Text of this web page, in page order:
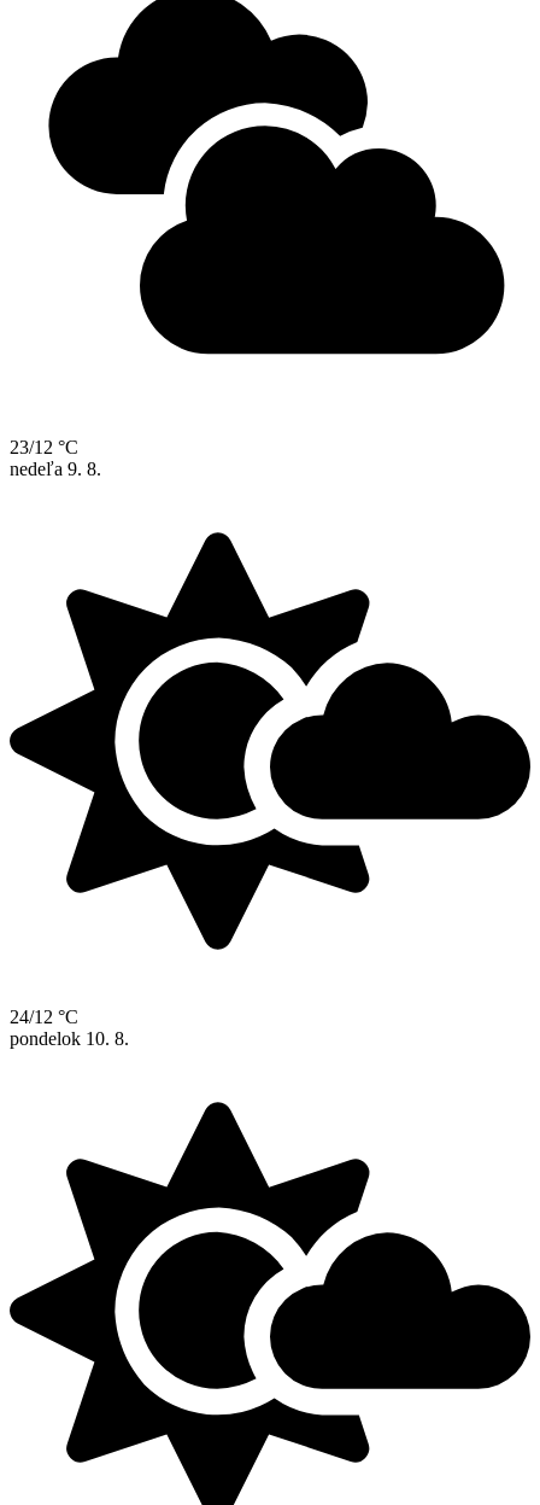
23/12 °C
nedeľa 9. 8.
24/12 °C
pondelok 10. 8.